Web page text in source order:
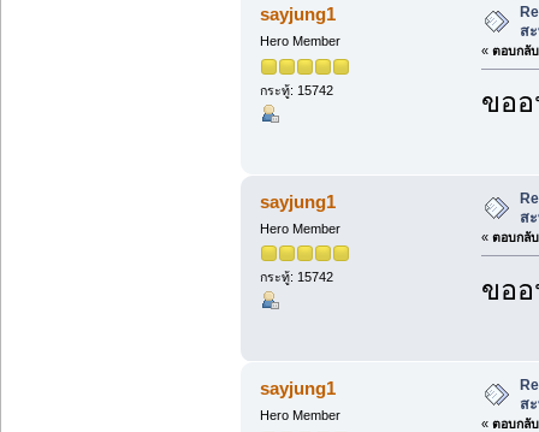
sayjung1
Hero Member
กระทู้: 15742
ส
« ตอบกลั
ขอ
sayjung1
Hero Member
กระทู้: 15742
ส
« ตอบกลั
ขอ
sayjung1
Hero Member
ส
« ตอบกลั